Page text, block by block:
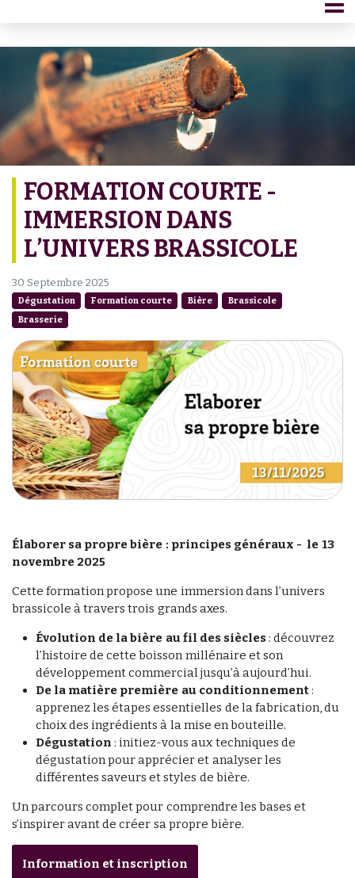
FORMATION COURTE -
IMMERSION DANS
L’UNIVERS BRASSICOLE
30 Septembre 2025
Dégustation Formation courte Bière
Brassicole
Brasserie
Élaborer sa propre bière : principes généraux - le 13
novembre 2025
Cette formation propose une immersion dans l’univers
brassicole à travers trois grands axes.
Évolution de la bière au fil des siècles : découvrez
l’histoire de cette boisson millénaire et son
développement commercial jusqu’à aujourd’hui.
De la matière première au conditionnement:
apprenez les étapes essentielles de la fabrication, du
choix des ingrédients à la mise en bouteille.
Dégustation : initiez-vous aux techniques de
dégustation pour apprécier et analyser les
différentes saveurs et styles de bière.
Un parcours complet pour comprendre les bases et
s’inspirer avant de créer sa propre bière.
Information et inscription